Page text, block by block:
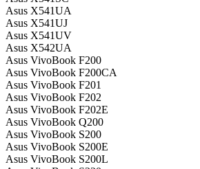
Asus X541UA
Asus X541UJ
Asus X541UV
Asus X542UA
Asus VivoBook F200
Asus VivoBook F200CA
Asus VivoBook F201
Asus VivoBook F202
Asus VivoBook F202E
Asus VivoBook Q200
Asus VivoBook S200
Asus VivoBook S200E
Asus VivoBook S200L